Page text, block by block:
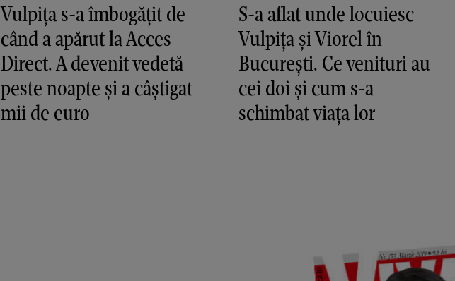
Vulpița s-a îmbogățit de
când a apărut la Acces
Direct. A devenit vedetă
peste noapte și a câștigat
mii de euro
S-a aflat unde locuiesc
Vulpița și Viorel în
București. Ce venituri au
cei doi și cum s-a
schimbat viața lor